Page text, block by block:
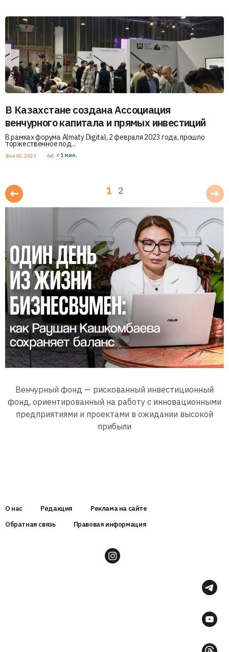
В Казахстане создана Ассоциация
венчурного капитала и прямых инвестиций
В рамках форума Almaty Digital, 2 февраля 2023 года, прошло
торжественное под...
Фев 02, 2023 < 1 мин.
1 2
Венчурный фонд — рискованный инвестиционный
фонд, ориентированный на работу с инновационными
предприятиями и проектами в ожидании высокой
прибыли
О нас Редакция
Реклама на сайте
Обратная связь
Правовая информация